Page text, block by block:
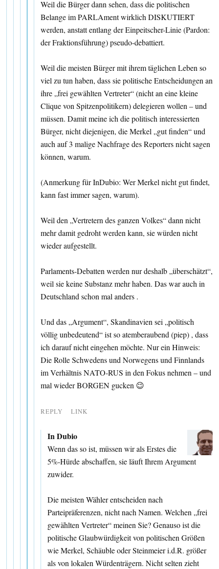
Weil die Bürger dann sehen, dass die politischen
Belange im PARLAment wirklich DISKUTIERT
werden, anstatt entlang der Einpeitscher-Linie (Pardon:
der Fraktionsführung) pseudo-debattiert.
Weil die meisten Bürger mit ihrem täglichen Leben so
viel zu tun haben, dass sie politische Entscheidungen an
ihre „frei gewählten Vertreter“ (nicht an eine kleine
Clique von Spitzenpolitikern) delegieren wollen – und
müssen. Damit meine ich die politisch interessierten
Bürger, nicht diejenigen, die Merkel „gut finden“ und
auch auf 3 malige Nachfrage des Reporters nicht sagen
können, warum.
(Anmerkung für InDubio: Wer Merkel nicht gut findet,
kann fast immer sagen, warum).
Weil den „Vertretern des ganzen Volkes“ dann nicht
mehr damit gedroht werden kann, sie würden nicht
wieder aufgestellt.
Parlaments-Debatten werden nur deshalb „überschätzt“,
weil sie keine Substanz mehr haben. Das war auch in
Deutschland schon mal anders .
Und das „Argument“, Skandinavien sei „politisch
völlig unbedeutend“ ist so atemberaubend (piep) , dass
ich darauf nicht eingehen möchte. Nur ein Hinweis:
Die Rolle Schwedens und Norwegens und Finnlands
im Verhältnis NATO-RUS in den Fokus nehmen – und
mal wieder BORGEN gucken 😉
REPLY LINK
In Dubio
Wenn das so ist, müssen wir als Erstes die
5%-Hürde abschaffen, sie läuft Ihrem Argument
zuwider.
Die meisten Wähler entscheiden nach
Parteipräferenzen, nicht nach Namen. Welchen „frei
gewählten Vertreter“ meinen Sie? Genauso ist die
politische Glaubwürdigkeit von politischen Größen
wie Merkel, Schäuble oder Steinmeier i.d.R. größer
als von lokalen Würdenträgern. Nicht selten zieht